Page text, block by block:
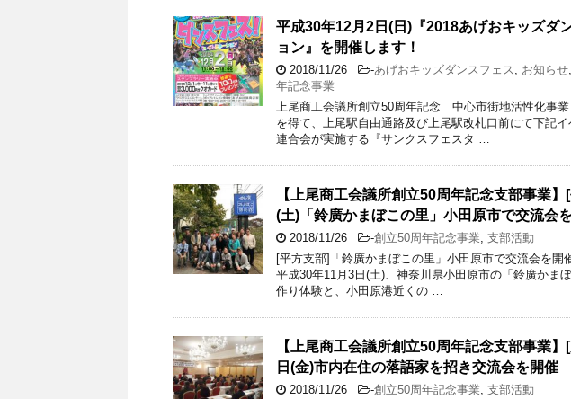
平成30年12月2日(日)『2018あげおキッズダ
ョン』を開催します！
2018/11/26 -あげおキッズダンスフェス , お知らせ,
年記念事業
上尾商工会議所創立50周年記念 中心市街地活性化事
を得て、上尾駅自由通路及び上尾駅改札口前にて下記
連合会が実施する『サンクスフェスタ …
【上尾商工会議所創立50周年記念支部事業
(土)「鈴廣かまぼこの里」小田原市で交流会
2018/11/26 -創立50周年記念事業, 支部活動
[平方支部]「鈴廣かまぼこの里」小田原市で交流会を開
平成30年11月3日(土)、神奈川県小田原市の「鈴廣かま
作り体験と、小田原港近くの …
【上尾商工会議所創立50周年記念支部事業
日(金)市内在住の落語家を招き交流会を開催
2018/11/26 -創立50周年記念事業, 支部活動